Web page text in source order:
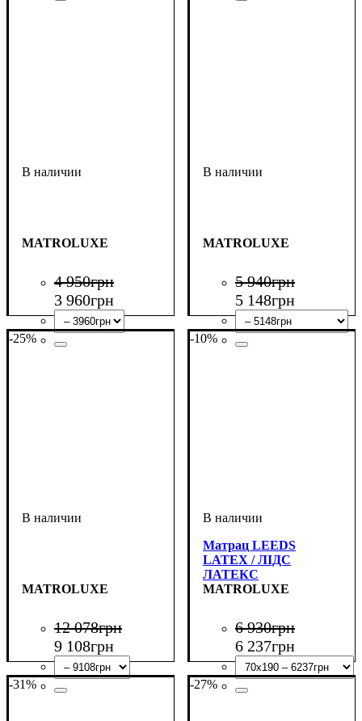
MATROLUXE
4 950грн
3 960грн
MATROLUXE
5 940грн
5 148грн
-25%
MATROLUXE
12 078грн
9 108грн
-10%
Матрац LEEDS
LATEX / ЛІДС
ЛАТЕКС
MATROLUXE
6 930грн
6 237грн
-31% -27%